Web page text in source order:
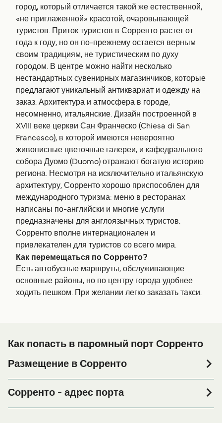
город, который отличается такой же естественной,
«не приглаженной» красотой, очаровывающей
туристов. Приток туристов в Сорренто растет от
года к году, но он по-прежнему остается верным
своим традициям, не туристическим по духу
городом. В центре можно найти несколько
нестандартных сувенирных магазинчиков, которые
предлагают уникальный антиквариат и одежду на
заказ. Архитектура и атмосфера в городе,
несомненно, итальянские. Дизайн построенной в
XVIII веке церкви Сан Франческо (Chiesa di San
Francesco), в которой имеются невероятно
живописные цветочные галереи, и кафедрального
собора Дуомо (Duomo) отражают богатую историю
региона. Несмотря на исключительно итальянскую
архитектуру, Сорренто хорошо приспособлен для
международного туризма: меню в ресторанах
написаны по-английски и многие услуги
предназначены для англоязычных туристов.
Сорренто вполне интернационален и
привлекателен для туристов со всего мира.
Как перемещаться по Сорренто?
Есть автобусные маршруты, обслуживающие
основные районы, но по центру города удобнее
ходить пешком. При желании легко заказать такси.
Как попасть в паромный порт Сорренто
Размещение в Сорренто
или его окрестностях перед или после вашей поездки,
или если вы ищете вариант проживания на весь
Сорренто - адрес порта